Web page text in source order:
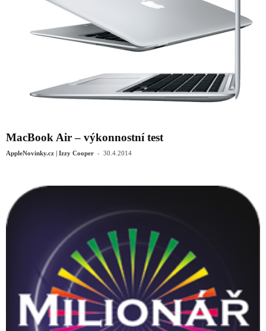
MacBook Air – výkonnostní test
AppleNovinky.cz | Izzy Cooper - 30.4.2014